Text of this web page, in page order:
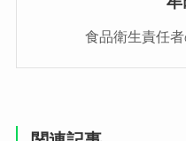
食品衛生責任者